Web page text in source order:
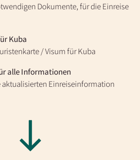
Dokumente, für die Einreise
Kuba
/ Visum für Kuba
alle Informationen
aktualisierten Einreiseinformation